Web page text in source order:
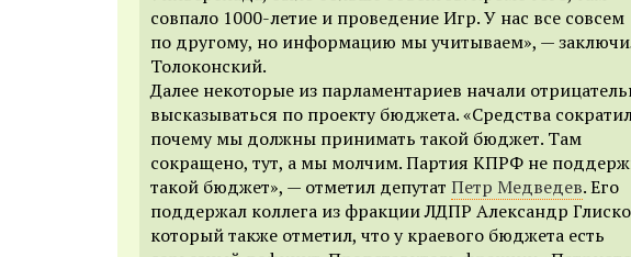
совпало 1000-летие и проведение Игр. У нас все совсем
по другому, но информацию мы учитываем», —
Толоконский.
Далее некоторые из парламентариев начали
высказываться по проекту бюджета.«Средства
почему мы должны принимать такой бюджет. Там
сокращено, тут, а мы молчим. Партия КПРФ не
такой бюджет», — отметил депутат Петр Медведев.Его
поддержал коллега из фракции ЛДПР Александр
который также отметил, чтоу краевого бюджета есть